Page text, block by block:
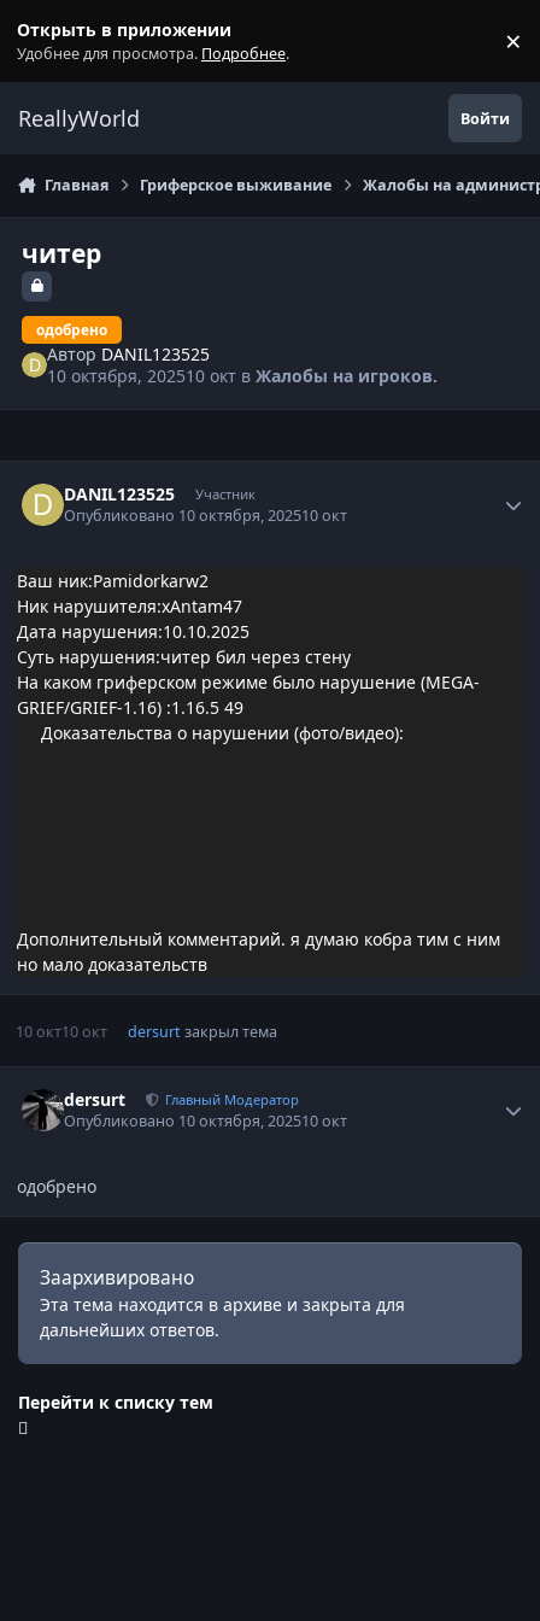
Открыть в приложении
Удобнее для просмотра. Подробнее. ×
ReallyWorld Войти
Главная Гриферское выживание Жалобы на
читер
одобрено
Автор DANIL123525
10 октября, 202510 окт вЖалобы на игроков.
DANIL123525 Участник
Опубликовано 10 октября, 202510 окт
Ваш ник:Pamidorkarw2
Ник нарушителя:xAntam47
Дата нарушения:10.10.2025
Суть нарушения:читер бил через стену
На каком гриферском режиме было нарушение (MEGA-
GRIEF/GRIEF-1.16) :1.16.5 49
Доказательства о нарушении (фото/видео):
Дополнительный комментарий. я думаю кобра тим с ним
но мало доказательств
10 окт10 окт dersurtзакрыл тема
dersurt Главный Модератор
Опубликовано 10 октября, 202510 окт
одобрено
Заархивировано
Эта тема находится в архиве и закрыта для
дальнейших ответов.
Перейти к списку тем